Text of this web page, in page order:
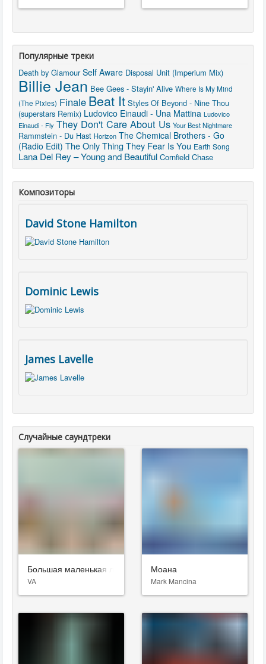
Популярные треки
Death by Glamour Self Aware Disposal Unit (Imperium Mix)
Billie Jean Bee Gees - Stayin' Alive Where Is My Mind
(The Pixies) Finale Beat It Styles Of Beyond - Nine Thou
(superstars Remix) Ludovico Einaudi - Una Mattina Ludovico
Einaudi - Fly They Don't Care About Us Your Best Nightmare
Rammstein - Du Hast Horizon The Chemical Brothers - Go
(Radio Edit) The Only Thing They Fear Is You Earth Song
Lana Del Rey – Young and Beautiful Cornfield Chase
Композиторы
David Stone Hamilton
Dominic Lewis
James Lavelle
Случайные саундтреки
Большая маленькая ложь
VA
Моана
Mark Mancina